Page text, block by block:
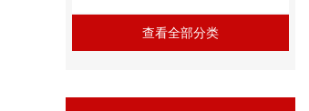
查看全部分类